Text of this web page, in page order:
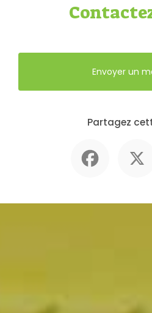
Envoyer un
Partagez